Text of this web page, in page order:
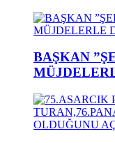
BAŞKAN